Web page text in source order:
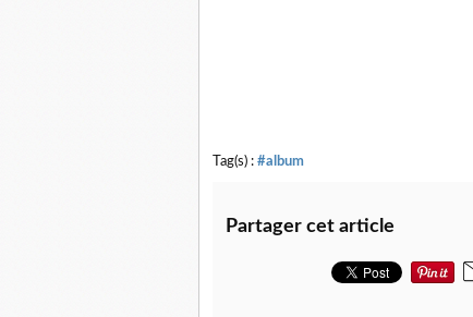
Tag(s) : #album
Partager cet article